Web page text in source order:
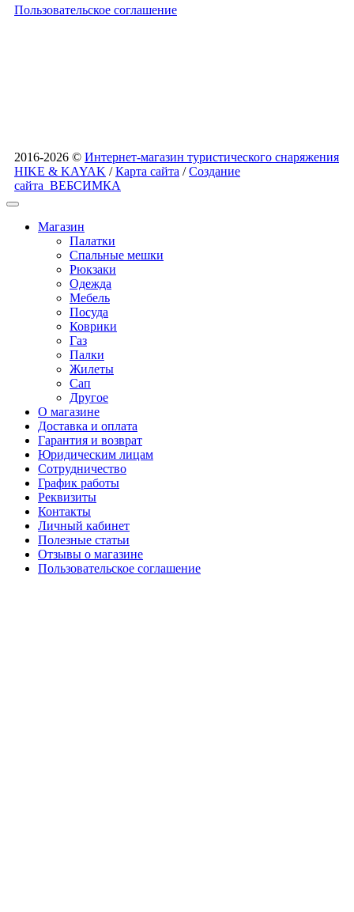
Пользовательское соглашение
2016-2026 © Интернет-магазин туристического снаряжения
HIKE & KAYAK /Карта сайта /Создание
сайта ВЕБСИМКА
Магазин
Палатки
Спальные мешки
Рюкзаки
Одежда
Мебель
Посуда
Коврики
Газ
Палки
Жилеты
Сап
Другое
О магазине
Доставка и оплата
Гарантия и возврат
Юридическим лицам
Сотрудничество
График работы
Реквизиты
Контакты
Личный кабинет
Полезные статьи
Отзывы о магазине
Пользовательское соглашение